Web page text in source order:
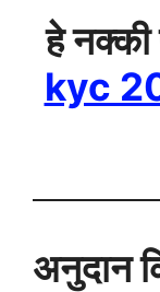
हे नक्की
kyc
अनुदान